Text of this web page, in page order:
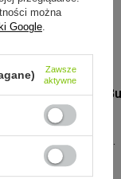
BLACK+BLUM
Black+Blum
ml turkusowa
179,00 zł
można
Google
Zawsze
aktywne